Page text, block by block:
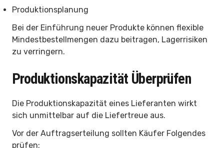
Produktionsplanung
Bei der Einführung neuer Produkte können flexible
Mindestbestellmengen dazu beitragen, Lagerrisiken
zu verringern.
Produktionskapazität Überprüfen
Die Produktionskapazität eines Lieferanten wirkt
sich unmittelbar auf die Liefertreue aus.
Vor der Auftragserteilung sollten Käufer Folgendes
prüfen: